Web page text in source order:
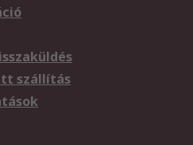
szállítás